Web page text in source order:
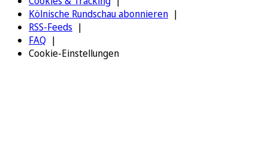
Kölnische Rundschau abonnieren
RSS-Feeds
FAQ
Cookie-Einstellungen